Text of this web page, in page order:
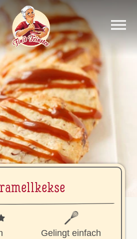
Gelingt einfach